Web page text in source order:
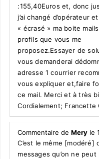
:155,40Euros et, donc
j’ai changé d’opérateur
« écrasé » ma boite
profils que vous me
proposez.Essayer de
vous demanderai
adresse 1 courrier
vous expliquer et,faire
ce mail. Merci et à très
Cordialement; Francette
Commentaire deMery le
C’est le même
messages qu’on ne peut